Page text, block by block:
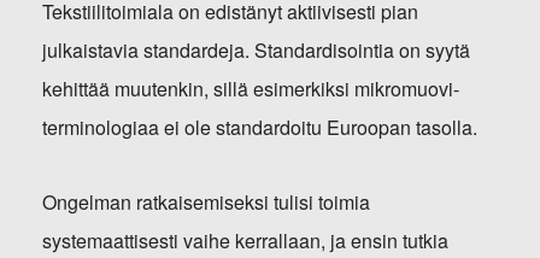
Tekstiilitoimiala on edistänyt aktiivisesti pian
julkaistavia standardeja. Standardisointia on syytä
kehittää muutenkin, sillä esimerkiksi mikromuovi-
terminologiaa ei ole standardoitu Euroopan tasolla.
Ongelman ratkaisemiseksi tulisi toimia
systemaattisesti vaihe kerrallaan, ja ensin tutkia